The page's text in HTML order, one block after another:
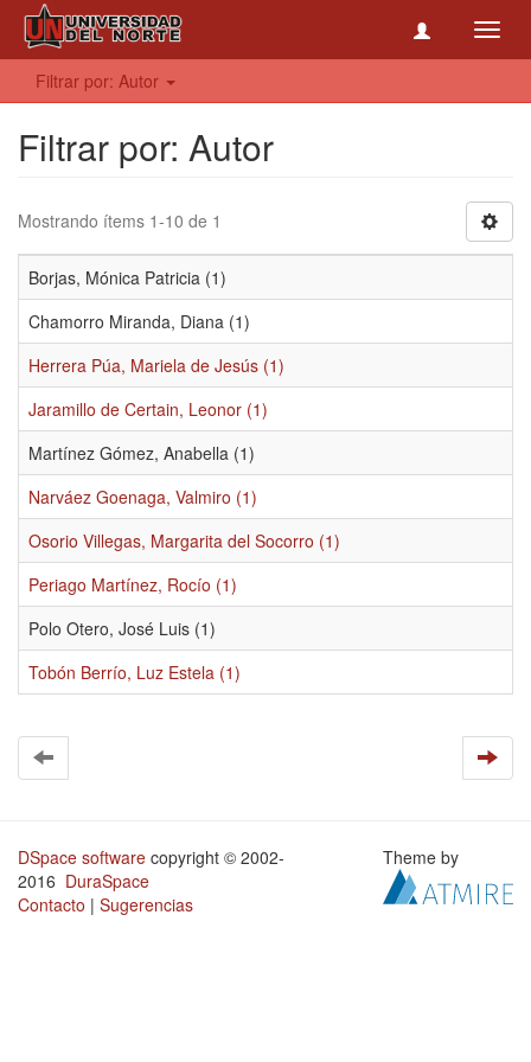
Filtrar por: Autor
Filtrar por: Autor
Mostrando ítems 1-10 de 1
Borjas, Mónica Patricia (1)
Chamorro Miranda, Diana (1)
Herrera Púa, Mariela de Jesús (1)
Jaramillo de Certain, Leonor (1)
Martínez Gómez, Anabella (1)
Narváez Goenaga, Valmiro (1)
Osorio Villegas, Margarita del Socorro (1)
Periago Martínez, Rocío (1)
Polo Otero, José Luis (1)
Tobón Berrío, Luz Estela (1)
DSpace software copyright © 2002-
2016 DuraSpace
Contacto | Sugerencias
Theme by